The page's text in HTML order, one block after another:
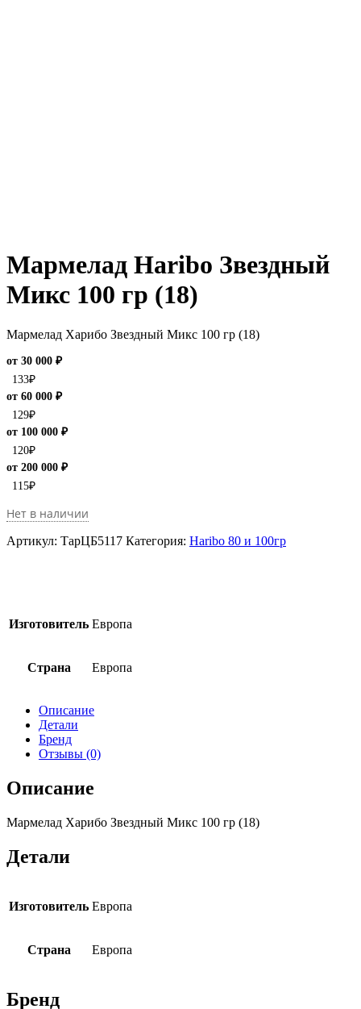
Мармелад Haribo Звездный
Микс 100 гр (18)
Мармелад Харибо Звездный Микс 100 гр (18)
от 30 000 ₽
133₽
от 60 000 ₽
129₽
от 100 000 ₽
120₽
от 200 000 ₽
115₽
Нет в наличии
Артикул: ТарЦБ5117 Категория: Haribo 80 и 100гр
Изготовитель Европа
Страна Европа
Описание
Детали
Бренд
Отзывы (0)
Описание
Мармелад Харибо Звездный Микс 100 гр (18)
Детали
Изготовитель Европа
Страна Европа
Бренд